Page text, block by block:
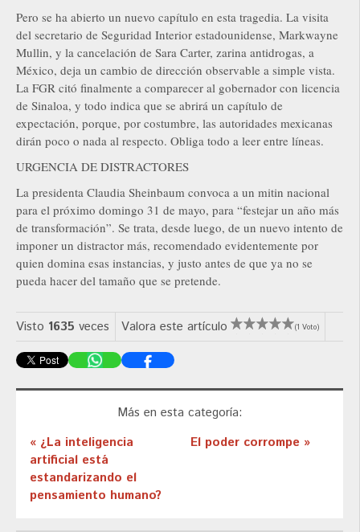
Pero se ha abierto un nuevo capítulo en esta tragedia. La visita
del secretario de Seguridad Interior estadounidense, Markwayne
Mullin, y la cancelación de Sara Carter, zarina antidrogas, a
México, deja un cambio de dirección observable a simple vista.
La FGR citó finalmente a comparecer al gobernador con licencia
de Sinaloa, y todo indica que se abrirá un capítulo de
expectación, porque, por costumbre, las autoridades mexicanas
dirán poco o nada al respecto. Obliga todo a leer entre líneas.
URGENCIA DE DISTRACTORES
La presidenta Claudia Sheinbaum convoca a un mitin nacional
para el próximo domingo 31 de mayo, para “festejar un año más
de transformación”. Se trata, desde luego, de un nuevo intento de
imponer un distractor más, recomendado evidentemente por
quien domina esas instancias, y justo antes de que ya no se
pueda hacer del tamaño que se pretende.
Visto 1635 veces Valora este artículo (1 Voto)
Más en esta categoría:
« ¿La inteligencia
artificial está
estandarizando el
pensamiento humano?
El poder corrompe »